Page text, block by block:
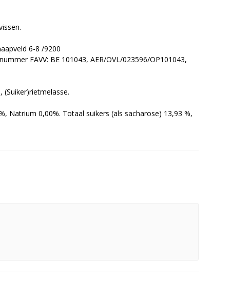
6-8 /9200
FAVV: BE 101043, AER/OVL/023596/OP101043,
Natrium 0,00%. Totaal suikers (als sacharose) 13,93 %,